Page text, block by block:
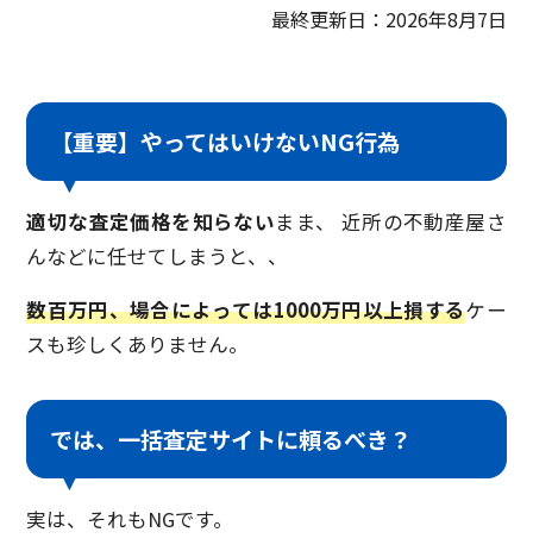
最終更新日：2026年8月7日
【重要】やってはいけないNG行為
適切な査定価格を知らないまま、 近所の不動産屋さ
んなどに任せてしまうと、、
数百万円、場合によっては1000万円以上損するケー
スも珍しくありません。
では、一括査定サイトに頼るべき？
実は、それもNGです。